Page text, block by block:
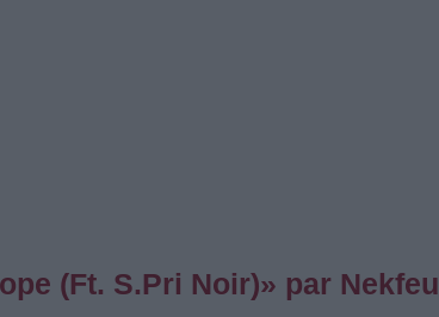
(Ft. S.Pri Noir)» par Nekfeu